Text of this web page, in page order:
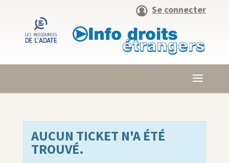
Se connecter
AUCUN TICKET N'A ÉTÉ
TROUVÉ.